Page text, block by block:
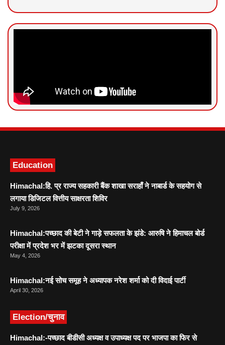
Education
Himachal:हि. प्र राज्य सहकारी बैंक शाखा सराहाँ ने नाबार्ड के सहयोग से
लगाया डिजिटल वित्तीय साक्षरता शिविर
July 9, 2026
Himachal:पच्छाद की बेटी ने गाड़े सफलता के झंडे: आरुषि ने हिमाचल बोर्ड
परीक्षा में प्रदेश भर में झटका दूसरा स्थान
May 4, 2026
Himachal:नई सोच समूह ने अध्यापक नरेश शर्मा को दी विदाई पार्टी
April 30, 2026
Election/चुनाव
Himachal:-पच्छाद बीडीसी अध्यक्ष व उपाध्यक्ष पद पर भाजपा का फिर से